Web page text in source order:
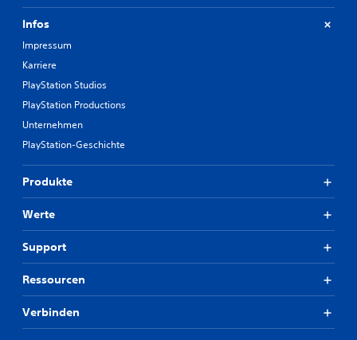
Infos
Impressum
Karriere
PlayStation Studios
PlayStation Productions
Unternehmen
PlayStation-Geschichte
Produkte
Werte
Support
Ressourcen
Verbinden